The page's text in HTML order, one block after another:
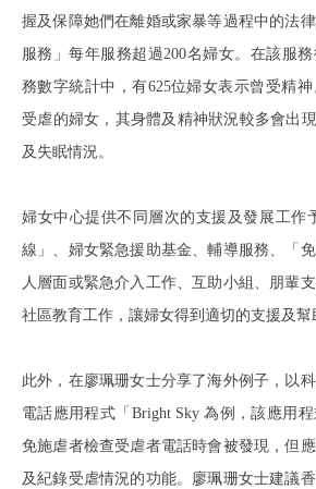
握及保障她們在離婚或家暴等過程中的法
服務」每年服務超過200名婦女。在該服
務數字統計中，有625位婦女表示曾受精
受虐的婦女，其身體及精神狀況較多會出
及失眠情況。
婦女中心提供不同層次的支援及發展工作
線」、婦女緊急援助基金、輔導服務、「
人層面或緊急介入工作、互助小組、朋輩
社區教育工作，讓婦女得到適切的支援及幫
此外，在廖珮珊女士分享了海外例子，以
電話應用程式「Bright Sky 為例，該應用
免施虐者檢查受虐者電話時會被發現，但
及紀錄受虐情況的功能。廖珮珊女士建議